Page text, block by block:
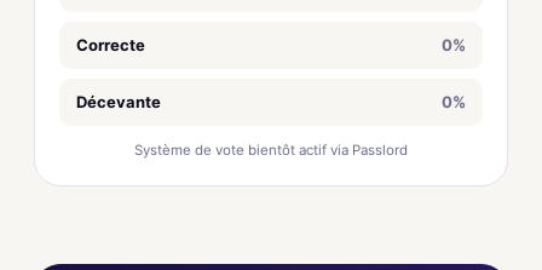
Correcte 0%
Décevante 0%
Système de vote bientôt actif via Passlord